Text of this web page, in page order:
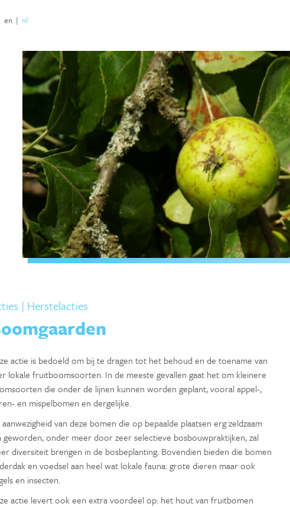
en | nl
| Herstelacties
actie is bedoeld om bij te dragen tot het behoud en de toename van
lokale fruitboomsoorten. In de meeste gevallen gaat het om kleinere
die onder de lijnen kunnen worden geplant, vooral appel-,
en mispelbomen en dergelijke.
van deze bomen die op bepaalde plaatsen erg zeldzaam
geworden, onder meer door zeer selectieve bosbouwpraktijken, zal
diversiteit brengen in de bosbeplanting. Bovendien bieden die bomen
en voedsel aan heel wat lokale fauna: grote dieren maar ook
en insecten.
actie levert ook een extra voordeel op: het hout van fruitbomen